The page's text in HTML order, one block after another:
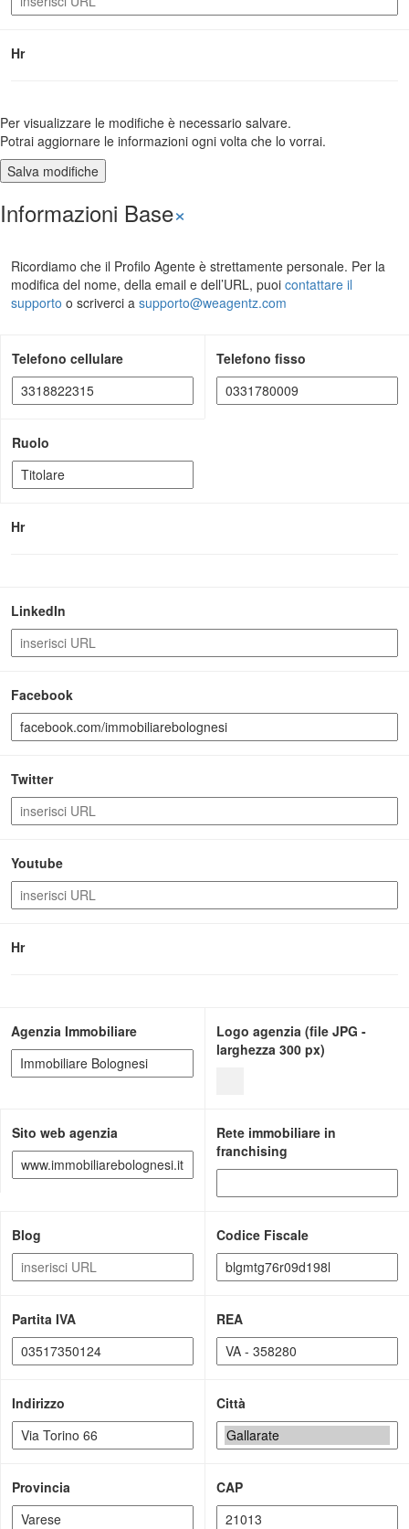
Hr
Per visualizzare le modifiche è necessario salvare.
Potrai aggiornare le informazioni ogni volta che lo vorrai.
Informazioni Base×
Ricordiamo che il Profilo Agente è strettamente personale. Per la
modifica del nome, della email e dell’URL, puoi contattare il
supporto o scriverci a supporto@weagentz.com
Telefono cellulare Telefono fisso
Ruolo
Hr
LinkedIn
Facebook
Twitter
Youtube
Hr
Agenzia Immobiliare
Logo agenzia (file JPG -
larghezza 300 px)
Sito web agenzia
Rete immobiliare in
franchising
Blog Codice Fiscale
Partita IVA REA
Indirizzo Città
Provincia CAP